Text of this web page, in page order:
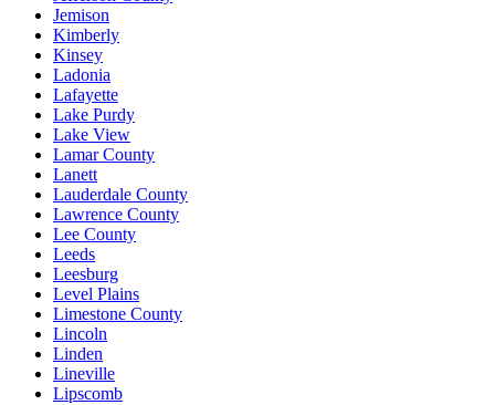
Jemison
Kimberly
Kinsey
Ladonia
Lafayette
Lake Purdy
Lake View
Lamar County
Lanett
Lauderdale County
Lawrence County
Lee County
Leeds
Leesburg
Level Plains
Limestone County
Lincoln
Linden
Lineville
Lipscomb